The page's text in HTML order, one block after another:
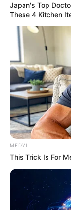
Japan's Top
These 4 Kitchen
MEDVI
This Trick Is For